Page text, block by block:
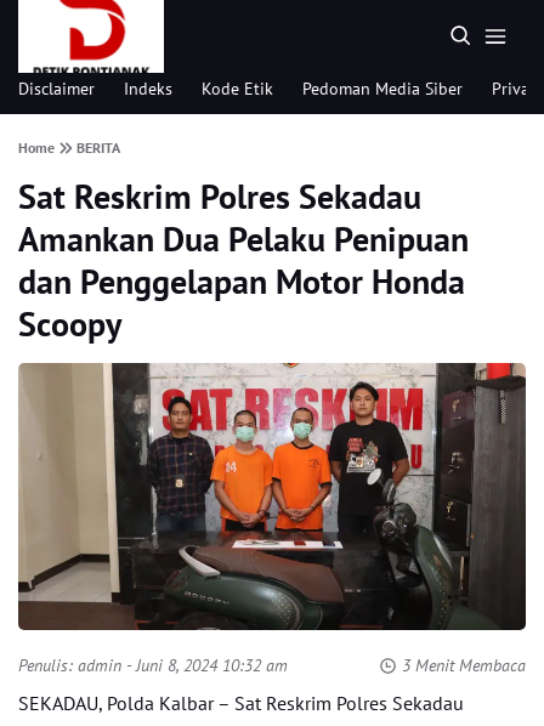
Disclaimer Indeks Kode Etik Pedoman Media Siber
Home BERITA
Sat Reskrim Polres Sekadau
Amankan Dua Pelaku Penipuan
dan Penggelapan Motor Honda
Scoopy
Penulis: admin - Juni 8, 2024 10:32 am 3 Menit Membaca
SEKADAU, Polda Kalbar – Sat Reskrim Polres Sekadau